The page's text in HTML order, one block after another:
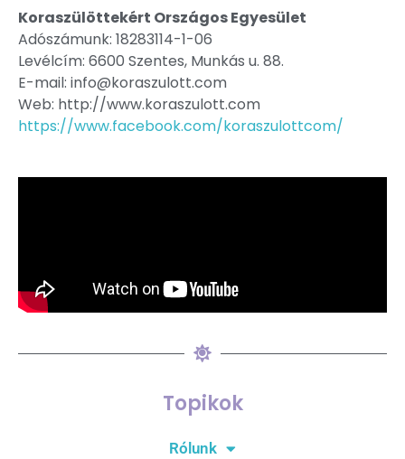
Koraszülöttekért Országos Egyesület
Adószámunk: 18283114-1-06
Levélcím: 6600 Szentes, Munkás u. 88.
E-mail: info@koraszulott.com
Web: http://www.koraszulott.com
https://www.facebook.com/koraszulottcom/
Topikok
Rólunk